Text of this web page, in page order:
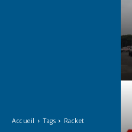
Accueil Tags Racket